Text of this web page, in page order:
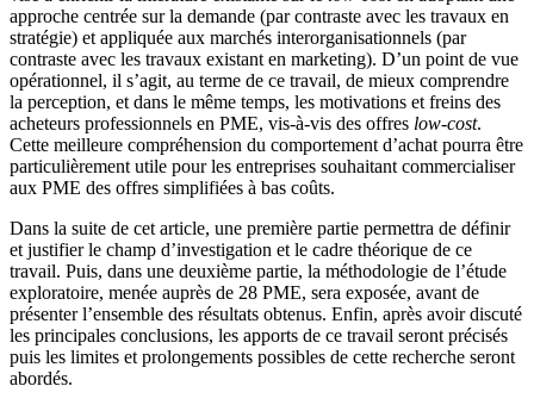
approche centrée sur la demande (par contraste avec les travaux en
stratégie) et appliquée aux marchés interorganisationnels (par
contraste avec les travaux existant en marketing). D’un point de vue
opérationnel, il s’agit, au terme de ce travail, de mieux comprendre
la perception, et dans le même temps, les motivations et freins des
acheteurs professionnels en PME, vis-à-vis des offres low-cost.
Cette meilleure compréhension du comportement d’achat pourra être
particulièrement utile pour les entreprises souhaitant commercialiser
aux PME des offres simplifiées à bas coûts.
Dans la suite de cet article, une première partie permettra de définir
et justifier le champ d’investigation et le cadre théorique de ce
travail. Puis, dans une deuxième partie, la méthodologie de l’étude
exploratoire, menée auprès de 28 PME, sera exposée, avant de
présenter l’ensemble des résultats obtenus. Enfin, après avoir discuté
les principales conclusions, les apports de ce travail seront précisés
puis les limites et prolongements possibles de cette recherche seront
abordés.